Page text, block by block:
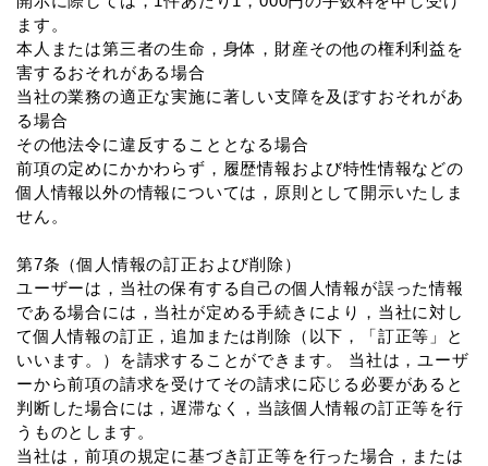
ます。
本人または第三者の生命，身体，財産その他の権利利益を
害するおそれがある場合
当社の業務の適正な実施に著しい支障を及ぼすおそれがあ
る場合
その他法令に違反することとなる場合
前項の定めにかかわらず，履歴情報および特性情報などの
個人情報以外の情報については，原則として開示いたしま
せん。
第7条（個人情報の訂正および削除）
ユーザーは，当社の保有する自己の個人情報が誤った情報
である場合には，当社が定める手続きにより，当社に対し
て個人情報の訂正，追加または削除（以下，「訂正等」と
いいます。）を請求することができます。 当社は，ユーザ
ーから前項の請求を受けてその請求に応じる必要があると
判断した場合には，遅滞なく，当該個人情報の訂正等を行
うものとします。
当社は，前項の規定に基づき訂正等を行った場合，または